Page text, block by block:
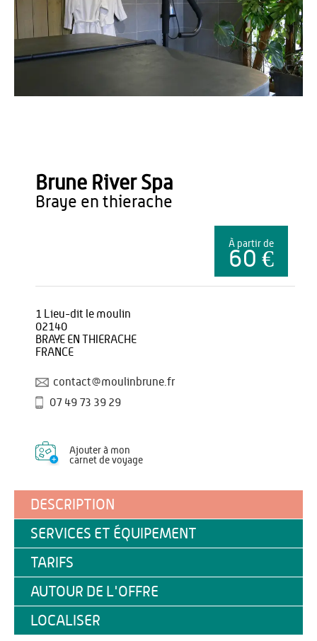
Brune River Spa
braye en thierache
À partir de
60 €
1 Lieu-dit le moulin
02140
BRAYE EN THIERACHE
FRANCE
contact@moulinbrune.fr
07 49 73 39 29
Ajouter à mon
carnet de voyage
DESCRIPTION
SERVICES ET ÉQUIPEMENT
TARIFS
AUTOUR DE L'OFFRE
LOCALISER